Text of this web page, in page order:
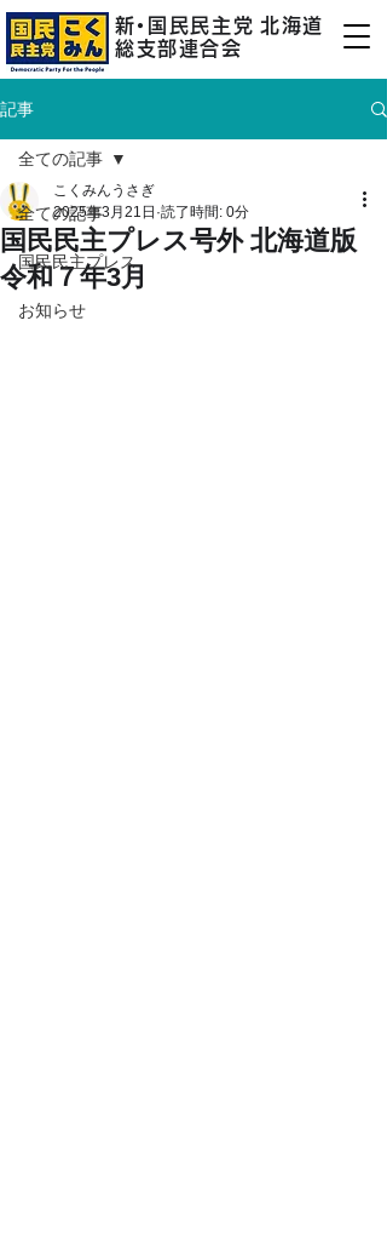
新・ 国民民主 党 北海道
総支部連合会
記事
全ての記事
国民民主プレス
お知らせ
全ての記事
国民民主プレス号外 北海道版
令和７年3月
こくみんうさぎ
2025年3月21日 読了時間: 0分